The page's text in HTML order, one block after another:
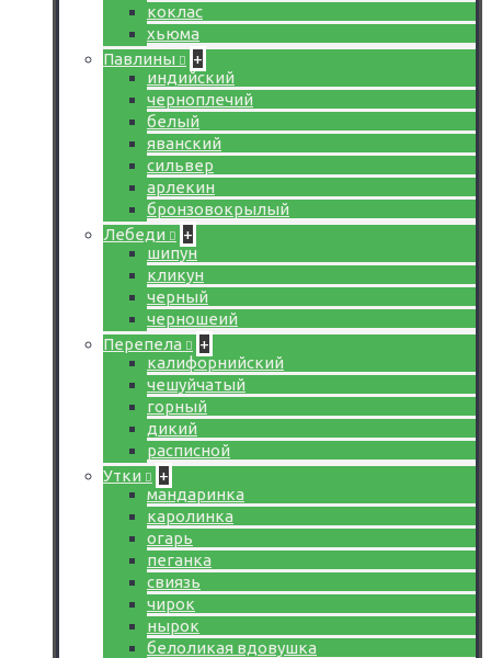
коклас
хьюма
Павлины
+
индийский
черноплечий
белый
яванский
сильвер
арлекин
бронзовокрылый
Лебеди
+
шипун
кликун
черный
черношеий
Перепела
+
калифорнийский
чешуйчатый
горный
дикий
расписной
Утки
+
мандаринка
каролинка
огарь
пеганка
свиязь
чирок
нырок
белоликая вдовушка